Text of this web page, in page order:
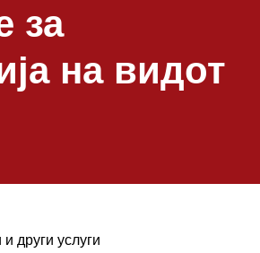
за
на видот
други услуги